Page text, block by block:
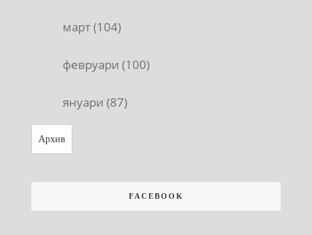
март (104)
февруари (100)
януари (87)
Архив
FACEBOOK